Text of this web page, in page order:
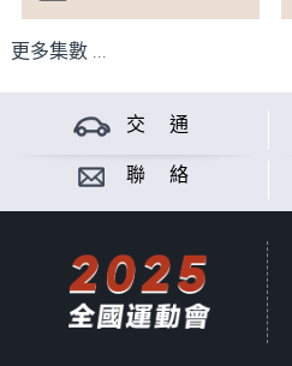
更多集數 ...
交 通
聯 絡